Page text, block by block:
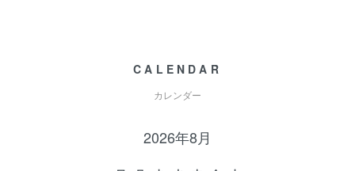
CALENDAR
カレンダー
2026年8月